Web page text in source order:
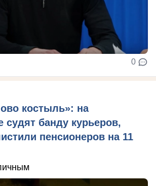
0
костыль»: на
судят банду курьеров,
пенсионеров на 11